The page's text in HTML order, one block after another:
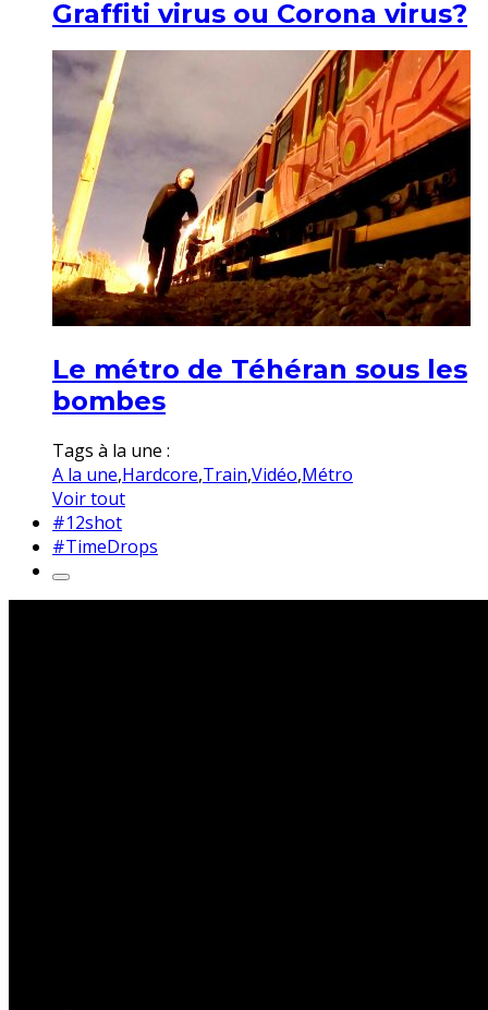
Graffiti virus ou Corona virus?
Le métro de Téhéran sous les
bombes
Tags à la une :
A la une,Hardcore,Train,Vidéo,Métro
Voir tout
#12shot
#TimeDrops